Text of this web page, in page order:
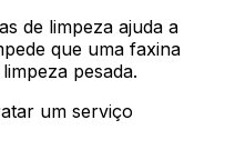
de limpeza ajuda a
que uma faxina
pesada.
um serviço